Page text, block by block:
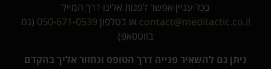
בכל עניין אפשר לפנות אלינו דרך המייל
contact@meditactic.co.il או בטלפון 050-671-0539 (גם
בווטסאפ)
ניתן גם להשאיר פנייה דרך הטופס ונחזור אליך בהקדם